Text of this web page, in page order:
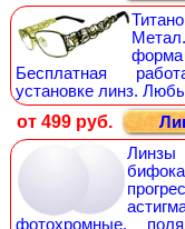
Бесплатная
установке линз.
от 499 руб.
фотохромные,